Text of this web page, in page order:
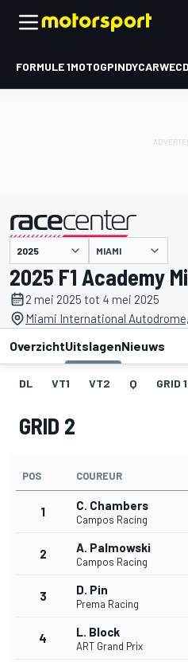
FORMULE 1MOTOGPINDYCARWEC
gepresenteerd door MIAMI
2025 F1 Academy
2 mei 2025 tot 4 mei 2025
Miami International
OverzichtUitslagenNieuws
DL VT1 VT2 Q GRID 1
GRID 2
POS COUREUR
1 C. Chambers
Campos Racing
2 A. Palmowski
Campos Racing
3 D. Pin
Prema Racing
4 L. Block
ART Grand Prix